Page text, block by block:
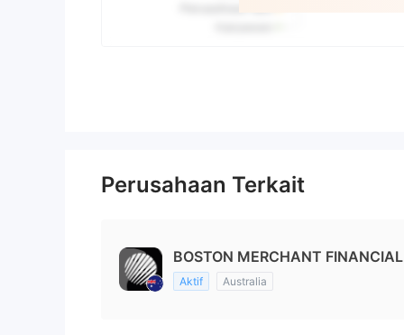
Perusahaan Terkait
BOSTON MERCHANT
Aktif Australia